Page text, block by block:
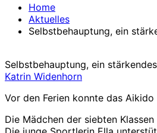
Home
Aktuelles
Selbstbehauptung, ein
Selbstbehauptung, ein
Katrin Widenhorn
Vor den Ferien konnte das
Die Mädchen der siebten